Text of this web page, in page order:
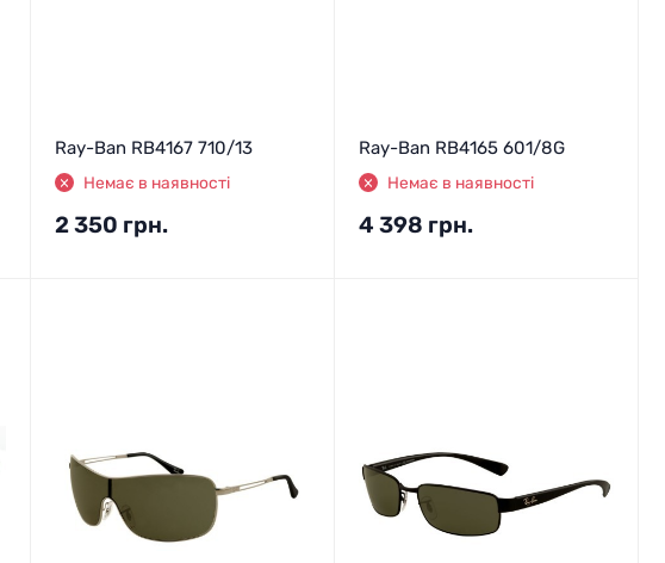
Ray-Ban RB4167 710/13
Немає в наявності
2 350 грн.
Ray-Ban RB4165 601/8G
Немає в наявності
4 398 грн.